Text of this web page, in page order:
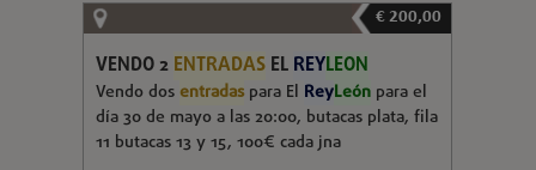
€ 200,00
VENDO 2 ENTRADAS EL REYLEON
Vendo dosentradaspara El ReyLeón para el
día 30 de mayo a las 20:00, butacas plata, fila
11 butacas 13 y 15, 100€ cada jna